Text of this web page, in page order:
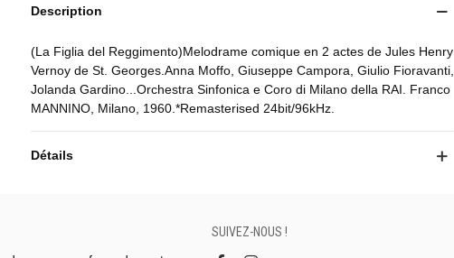
Description
(La Figlia del Reggimento)Melodrame comique en 2 actes de Jules Henry
Vernoy de St. Georges.Anna Moffo, Giuseppe Campora, Giulio Fioravanti,
Jolanda Gardino...Orchestra Sinfonica e Coro di Milano della RAI. Franco
MANNINO, Milano, 1960.*Remasterised 24bit/96kHz.
Détails
SUIVEZ-NOUS !